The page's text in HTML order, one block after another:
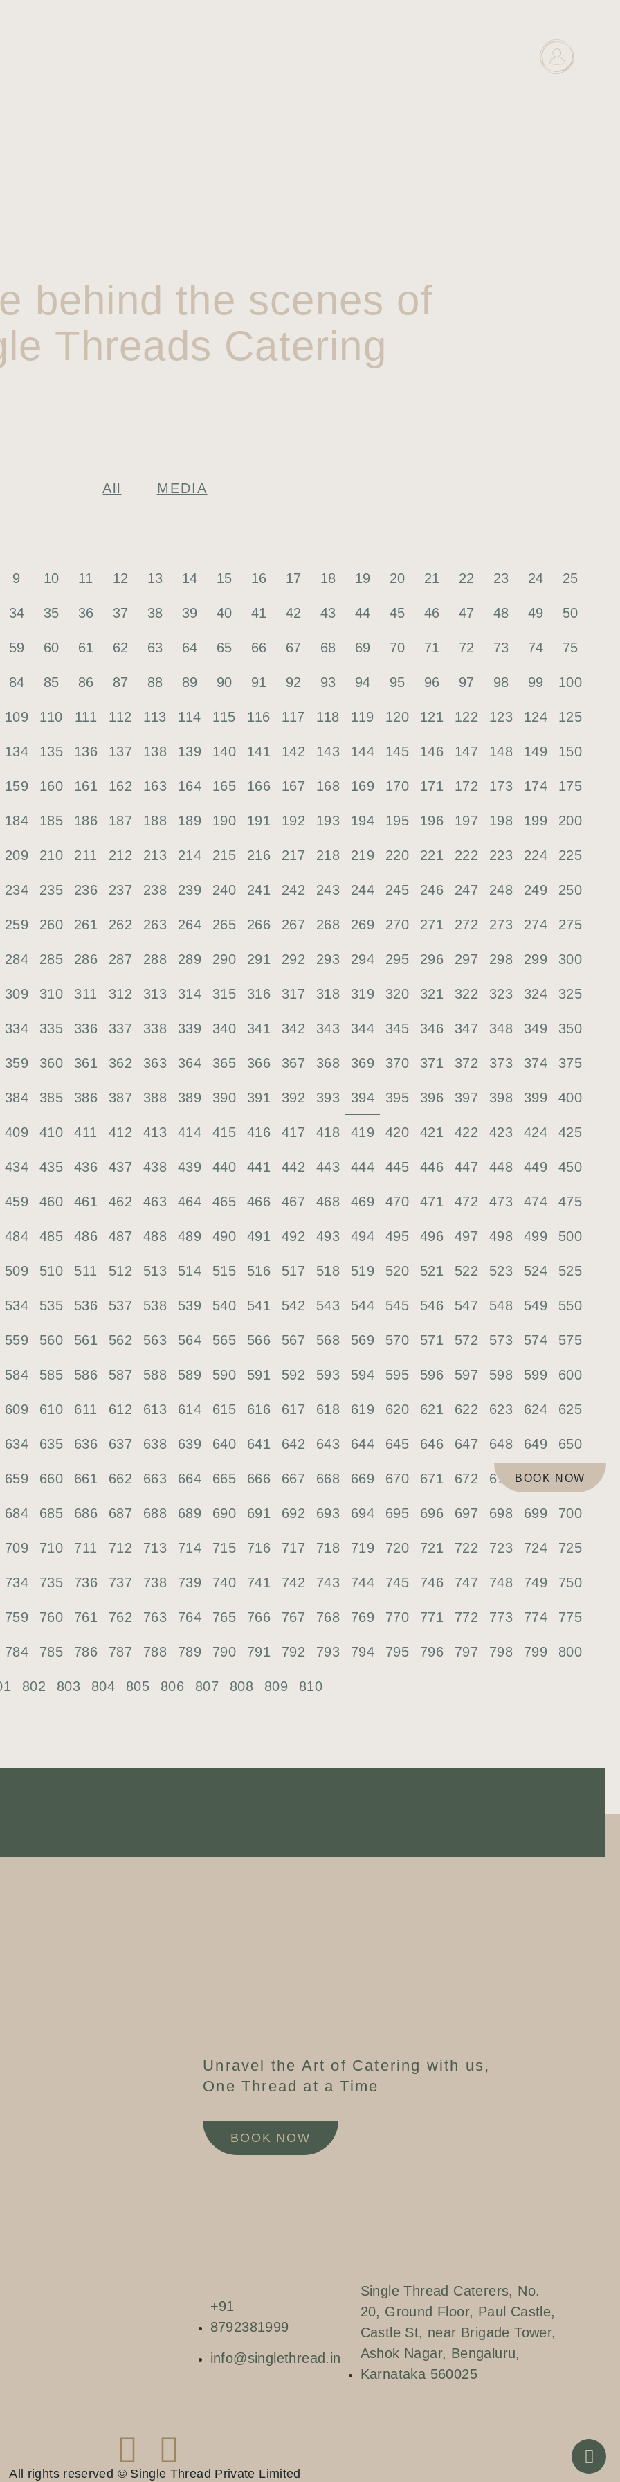
BOOK NOW
behind the scenes of
Threads Catering
All MEDIA
9 10 11 12 13 14 15 16 17 18 19 20 21 22 23 24 25
34 35 36 37 38 39 40 41 42 43 44 45 46 47 48 49 50
59 60 61 62 63 64 65 66 67 68 69 70 71 72 73 74 75
84 85 86 87 88 89 90 91 92 93 94 95 96 97 98 99 100
109 110 111 112 113 114 115 116 117 118 119 120 121 122 123 124 125
134 135 136 137 138 139 140 141 142 143 144 145 146 147 148 149 150
159 160 161 162 163 164 165 166 167 168 169 170 171 172 173 174 175
184 185 186 187 188 189 190 191 192 193 194 195 196 197 198 199 200
209 210 211 212 213 214 215 216 217 218 219 220 221 222 223 224 225
234 235 236 237 238 239 240 241 242 243 244 245 246 247 248 249 250
259 260 261 262 263 264 265 266 267 268 269 270 271 272 273 274 275
284 285 286 287 288 289 290 291 292 293 294 295 296 297 298 299 300
309 310 311 312 313 314 315 316 317 318 319 320 321 322 323 324 325
334 335 336 337 338 339 340 341 342 343 344 345 346 347 348 349 350
359 360 361 362 363 364 365 366 367 368 369 370 371 372 373 374 375
384 385 386 387 388 389 390 391 392 393 394 395 396 397 398 399 400
409 410 411 412 413 414 415 416 417 418 419 420 421 422 423 424 425
434 435 436 437 438 439 440 441 442 443 444 445 446 447 448 449 450
459 460 461 462 463 464 465 466 467 468 469 470 471 472 473 474 475
484 485 486 487 488 489 490 491 492 493 494 495 496 497 498 499 500
509 510 511 512 513 514 515 516 517 518 519 520 521 522 523 524 525
534 535 536 537 538 539 540 541 542 543 544 545 546 547 548 549 550
559 560 561 562 563 564 565 566 567 568 569 570 571 572 573 574 575
584 585 586 587 588 589 590 591 592 593 594 595 596 597 598 599 600
609 610 611 612 613 614 615 616 617 618 619 620 621 622 623 624 625
634 635 636 637 638 639 640 641 642 643 644 645 646 647 648 649 650
659 660 661 662 663 664 665 666 667 668 669 670 671 672 673 674 675
684 685 686 687 688 689 690 691 692 693 694 695 696 697 698 699 700
709 710 711 712 713 714 715 716 717 718 719 720 721 722 723 724 725
734 735 736 737 738 739 740 741 742 743 744 745 746 747 748 749 750
759 760 761 762 763 764 765 766 767 768 769 770 771 772 773 774 775
784 785 786 787 788 789 790 791 792 793 794 795 796 797 798 799 800
802 803 804 805 806 807 808 809 810
Unravel the Art of Catering with us,
One Thread at a Time
BOOK NOW
+91
8792381999
info@singlethread.in
Single Thread Caterers, No.
20, Ground Floor, Paul Castle,
Castle St, near Brigade Tower,
Ashok Nagar, Bengaluru,
Karnataka 560025
All rights reserved © Single Thread Private Limited